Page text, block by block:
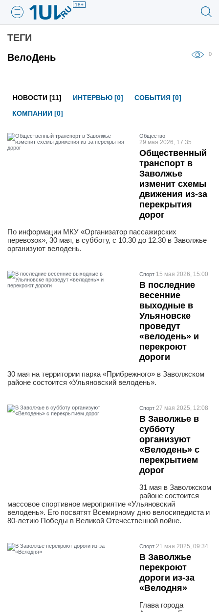
18+
ТЕГИ
ВелоДень
0
НОВОСТИ [11] ИНТЕРВЬЮ [0]
СОБЫТИЯ [0]
КОМПАНИИ [0]
Общество
29 мая 2026, 17:35
Общественный
транспорт в
Заволжье
изменит схемы
движения из-за
перекрытия
дорог
По информации МКУ «Организатор пассажирских
перевозок», 30 мая, в субботу, с 10.30 до 12.30 в Заволжье
организуют велодень.
Спорт 15 мая 2026, 15:00
В последние
весенние
выходные в
Ульяновске
проведут
«велодень» и
перекроют
дороги
30 мая на территории парка «Прибрежного» в Заволжском
районе состоится «Ульяновский велодень».
Спорт 27 мая 2025, 12:08
В Заволжье в
субботу
организуют
«Велодень» с
перекрытием
дорог
31 мая в Заволжском
районе состоится
массовое спортивное мероприятие «Ульяновский
велодень». Его посвятят Всемирному дню велосипедиста и
80-летию Победы в Великой Отечественной войне.
Спорт 21 мая 2025, 09:34
В Заволжье
перекроют
дороги из-за
«Велодня»
Глава города